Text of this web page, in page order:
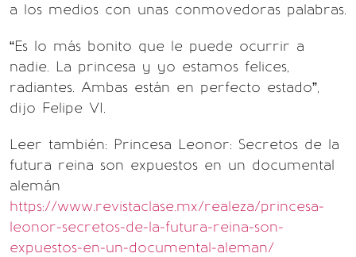
a los medios con unas conmovedoras palabras.
“Es lo más bonito que le puede ocurrir a
nadie. La princesa y yo estamos felices,
radiantes. Ambas están en perfecto estado”,
dijo Felipe VI.
Leer también: Princesa Leonor: Secretos de la
futura reina son expuestos en un documental
alemán
https://www.revistaclase.mx/realeza/princesa-
leonor-secretos-de-la-futura-reina-son-
expuestos-en-un-documental-aleman/